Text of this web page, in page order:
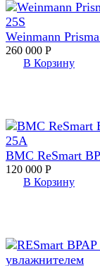
Weinmann
260 000 Р
В Корзину
BMC ReSmart
120 000 Р
В Корзину